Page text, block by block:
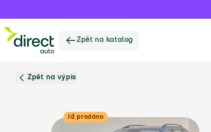
Zpět na katalog
Zpět na výpis
Již prodáno